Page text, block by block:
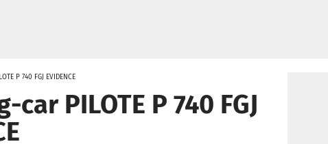
P 740 FGJ EVIDENCE
car PILOTE P 740 FGJ